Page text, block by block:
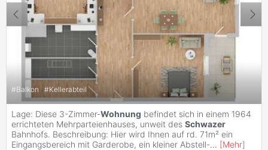
#Balkon #Kellerabteil
Lage: Diese 3-Zimmer-Wohnung befindet sich in einem 1964
errichteten Mehrparteienhauses, unweit des Schwazer
Bahnhofs. Beschreibung: Hier wird Ihnen auf rd. 71m² ein
Eingangsbereich mit Garderobe, ein kleiner Abstell-... [Mehr]